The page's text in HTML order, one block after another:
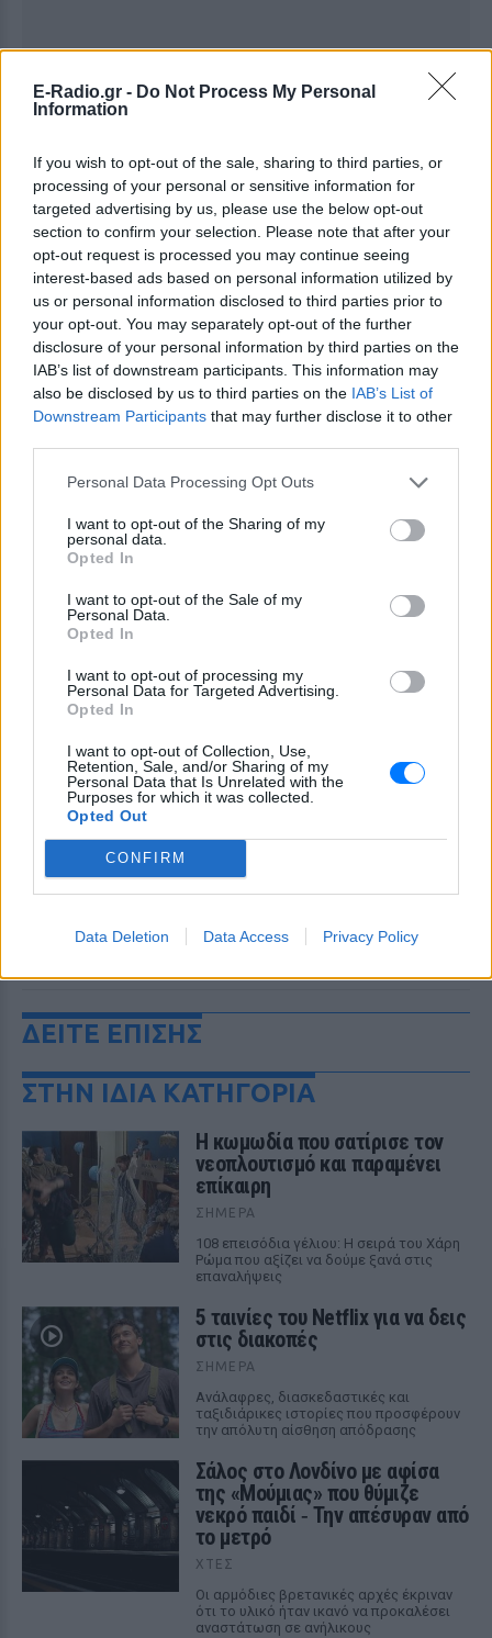
E-Radio.gr - Do Not Process My Personal
Information
If you wish to opt-out of the sale, sharing to third parties, or
processing of your personal or sensitive information for
targeted advertising by us, please use the below opt-out
section to confirm your selection. Please note that after your
opt-out request is processed you may continue seeing
interest-based ads based on personal information utilized by
us or personal information disclosed to third parties prior to
your opt-out. You may separately opt-out of the further
disclosure of your personal information by third parties on the
IAB’s list of downstream participants. This information may
also be disclosed by us to third parties on the IAB’s List of
Downstream Participants that may further disclose it to other
Personal Data Processing Opt Outs
I want to opt-out of the Sharing of my
personal data.
Opted In
I want to opt-out of the Sale of my
Personal Data.
Opted In
I want to opt-out of processing my
Personal Data for Targeted Advertising.
Opted In
I want to opt-out of Collection, Use,
Retention, Sale, and/or Sharing of my
Personal Data that Is Unrelated with the
Purposes for which it was collected.
Opted Out
CONFIRM
Data Deletion Data Access Privacy Policy
Ακολουθήστε το E-Radio.gr στο Google News
και μάθετε πρώτοιτα πιο hot νέα.
Εσύ μπήκες στο E-Daily.gr; Τα νέα της ημέρας
και ότι σου κάνει κλικ!
ΔΕΙΤΕ ΕΠΙΣΗΣ
ΣΤΗΝ ΙΔΙΑ ΚΑΤΗΓΟΡΙΑ
Η κωμωδία που σατίρισε τον
νεοπλουτισμό και παραμένει
επίκαιρη
ΣΉΜΕΡΑ
108 επεισόδια γέλιου: Η σειρά του Χάρη
Ρώμα που αξίζει να δούμε ξανά στις
επαναλήψεις
5 ταινίες του Netflix για να δεις
στις διακοπές
ΣΉΜΕΡΑ
Aνάλαφρες, διασκεδαστικές και
ταξιδιάρικες ιστορίες που προσφέρουν
την απόλυτη αίσθηση απόδρασης
Σάλος στο Λονδίνο με αφίσα
της «Μούμιας» που θύμιζε
νεκρό παιδί ‑ Την απέσυραν από
το μετρό
ΧΤΕΣ
Οι αρμόδιες βρετανικές αρχές έκριναν
ότι το υλικό ήταν ικανό να προκαλέσει
αναστάτωση σε ανήλικους